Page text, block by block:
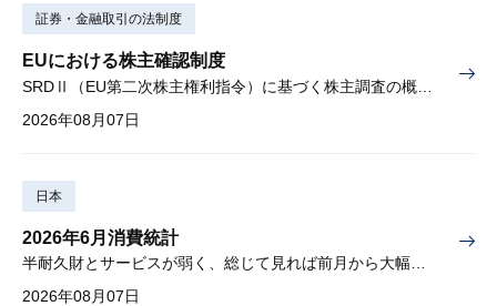
証券・金融取引の法制度
EUにおける株主確認制度
2026年08月07日
日本
2026年6月消費統計
半耐久財とサービスが弱く、総じて見れば前月から大幅に減少
2026年08月07日